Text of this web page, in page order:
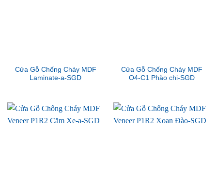
Cửa Gỗ Chống Cháy MDF
Laminate-a-SGD
Cửa Gỗ Chống Cháy MDF
O4-C1 Phào chi-SGD